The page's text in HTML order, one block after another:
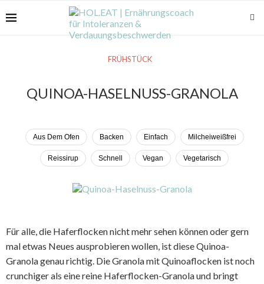
FRÜHSTÜCK
QUINOA-HASELNUSS-GRANOLA
Aus Dem Ofen Backen Einfach Milcheiweißfrei
Reissirup Schnell Vegan Vegetarisch
Für alle, die Haferflocken nicht mehr sehen können oder gern
mal etwas Neues ausprobieren wollen, ist diese Quinoa-
Granola genau richtig. Die Granola mit Quinoaflocken ist noch
crunchiger als eine reine Haferflocken-Granola und bringt